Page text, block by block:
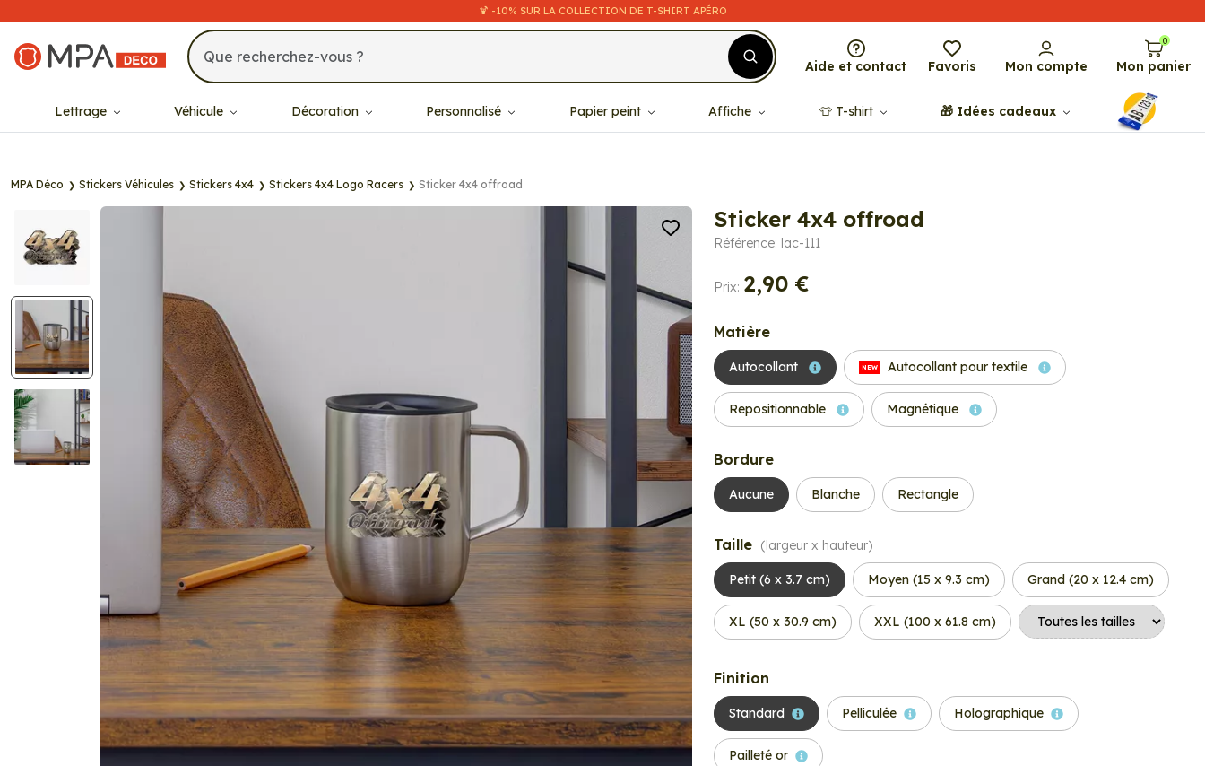
🍹 -10% SUR LA COLLECTION DE T-SHIRT APÉRO
MPA Déco
Aide et contact Favoris Mon compte
0
Mon panier
Lettrage Véhicule Décoration Personnalisé Papier peint Affiche 👕​​ T-shirt 🎁​ Idées cadeaux
MPA Déco Stickers Véhicules Stickers 4x4 Stickers 4x4 Logo Racers Sticker 4x4 offroad
Sticker 4x4 offroad
Référence: lac-111
Prix: 2,90 €
Matière
Autocollant NEW Autocollant pour textile
Repositionnable Magnétique
Bordure
Aucune Blanche Rectangle
Taille (largeur x hauteur)
Petit (6 x 3.7 cm) Moyen (15 x 9.3 cm) Grand (20 x 12.4 cm)
XL (50 x 30.9 cm) XXL (100 x 61.8 cm)
Finition
Standard Pelliculée Holographique
Pailleté or